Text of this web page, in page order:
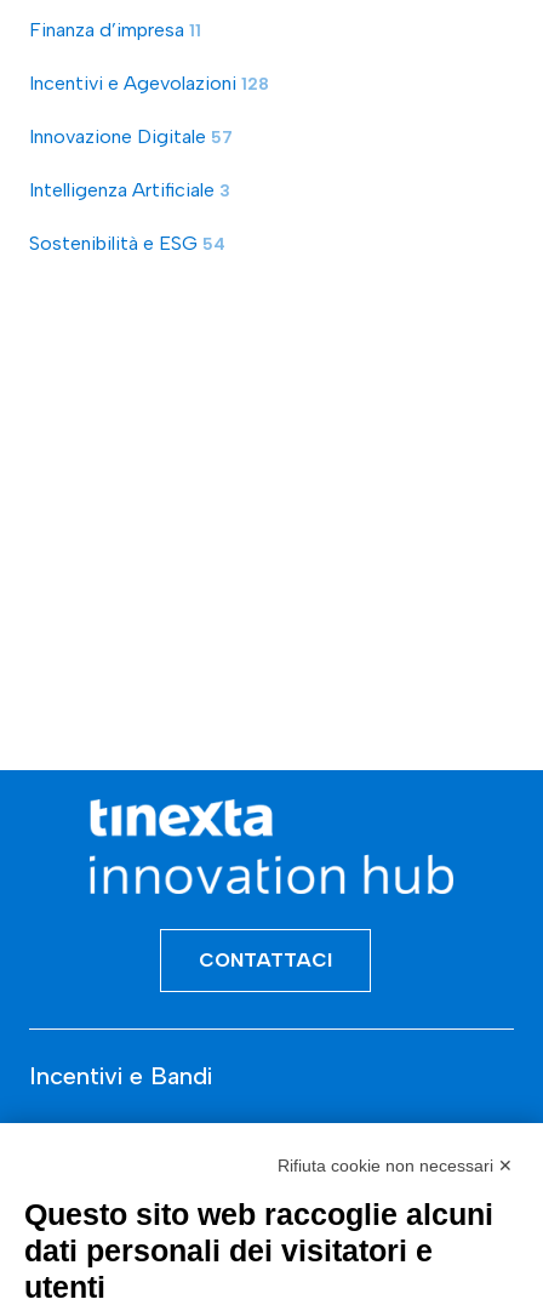
Finanza d’impresa 11
Incentivi e Agevolazioni 128
Innovazione Digitale 57
Intelligenza Artificiale 3
Sostenibilità e ESG 54
CONTATTACI
Incentivi e Bandi
Fondi Europei
Consulenza
Rifiuta cookie non necessari ✕
Questo sito web raccoglie alcuni
dati personali dei visitatori e
utenti